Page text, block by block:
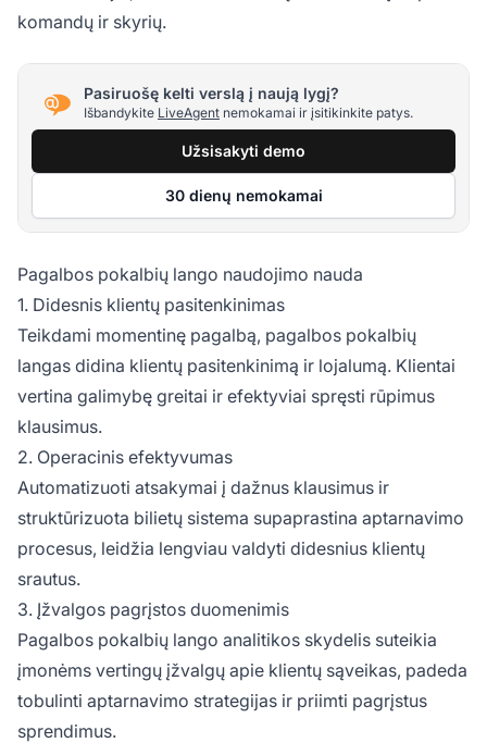
komandų ir skyrių.
Pasiruošę kelti verslą į naują lygį?
Išbandykite LiveAgent nemokamai ir įsitikinkite patys.
Užsisakyti demo
30 dienų nemokamai
Pagalbos pokalbių lango naudojimo nauda
1. Didesnis klientų pasitenkinimas
Teikdami momentinę pagalbą, pagalbos pokalbių
langas didina klientų pasitenkinimą ir lojalumą. Klientai
vertina galimybę greitai ir efektyviai spręsti rūpimus
klausimus.
2. Operacinis efektyvumas
Automatizuoti atsakymai į dažnus klausimus ir
struktūrizuota bilietų sistema supaprastina aptarnavimo
procesus, leidžia lengviau valdyti didesnius klientų
srautus.
3. Įžvalgos pagrįstos duomenimis
Pagalbos pokalbių lango analitikos skydelis suteikia
įmonėms vertingų įžvalgų apie klientų sąveikas, padeda
tobulinti aptarnavimo strategijas ir priimti pagrįstus
sprendimus.